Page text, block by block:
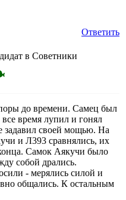
Ответить
в Советники
до времени. Самец был
время лупил и гонял
задавил своей мощью. На
и Л393 сравнялись, их
Самок Аякучи было
собой дрались.
- мерялись силой и
общались. К остальным